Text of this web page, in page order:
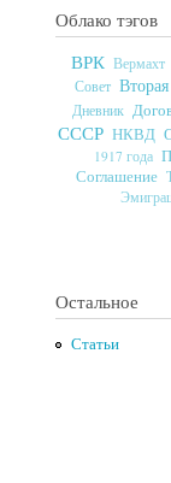
Облако тэгов
ВРК Вермахт
Совет
Дневник
СССР НКВД
1917 года
Соглашение
Остальное
Статьи